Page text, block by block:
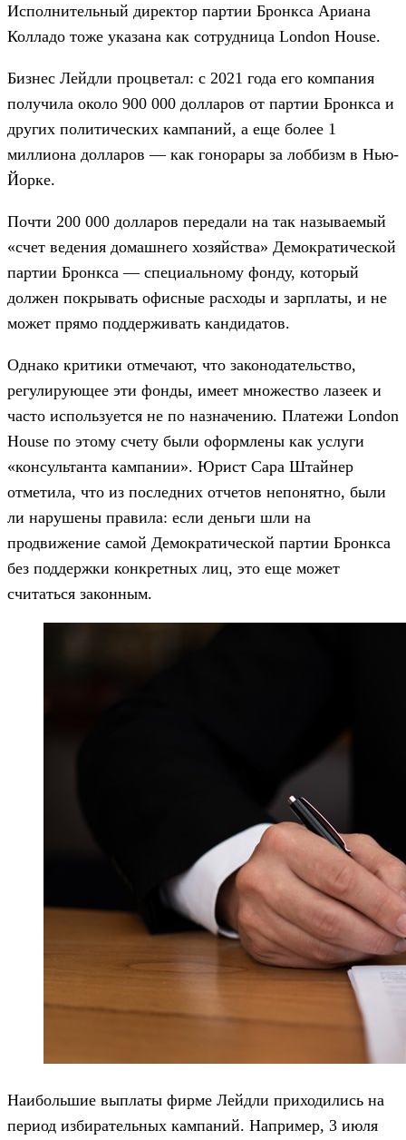
Исполнительный директор партии Бронкса Ариана
Колладо тоже указана как сотрудница London House.
Бизнес Лейдли процветал: с 2021 года его компания
получила около 900 000 долларов от партии Бронкса и
других политических кампаний, а еще более 1
миллиона долларов — как гонорары за лоббизм в Нью-
Йорке.
Почти 200 000 долларов передали на так называемый
«счет ведения домашнего хозяйства» Демократической
партии Бронкса — специальному фонду, который
должен покрывать офисные расходы и зарплаты, и не
может прямо поддерживать кандидатов.
Однако критики отмечают, что законодательство,
регулирующее эти фонды, имеет множество лазеек и
часто используется не по назначению. Платежи London
House по этому счету были оформлены как услуги
«консультанта кампании». Юрист Сара Штайнер
отметила, что из последних отчетов непонятно, были
ли нарушены правила: если деньги шли на
продвижение самой Демократической партии Бронкса
без поддержки конкретных лиц, это еще может
считаться законным.
Наибольшие выплаты фирме Лейдли приходились на
период избирательных кампаний. Например, 3 июля